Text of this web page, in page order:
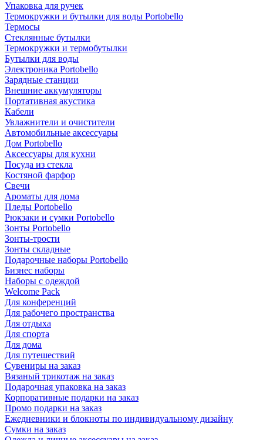
Упаковка для ручек
Термокружки и бутылки для воды Portobello
Термосы
Стеклянные бутылки
Термокружки и термобутылки
Бутылки для воды
Электроника Portobello
Зарядные станции
Внешние аккумуляторы
Портативная акустика
Кабели
Увлажнители и очистители
Автомобильные аксессуары
Дом Portobello
Аксессуары для кухни
Посуда из стекла
Костяной фарфор
Свечи
Ароматы для дома
Пледы Portobello
Рюкзаки и сумки Portobello
Зонты Portobello
Зонты-трости
Зонты складные
Подарочные наборы Portobello
Бизнес наборы
Наборы с одеждой
Welcome Pack
Для конференций
Для рабочего пространства
Для отдыха
Для спорта
Для дома
Для путешествий
Сувениры на заказ
Вязаный трикотаж на заказ
Подарочная упаковка на заказ
Корпоративные подарки на заказ
Промо подарки на заказ
Ежедневники и блокноты по индивидуальному дизайну
Сумки на заказ